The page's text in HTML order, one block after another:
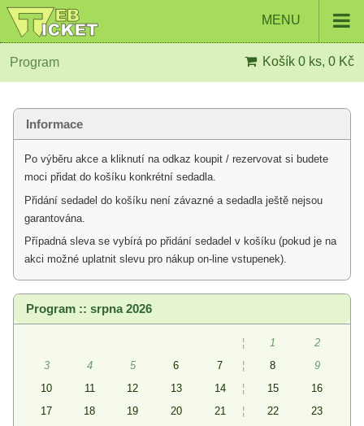
MENU
Program Košík 0 ks, 0 Kč
Informace
Po výběru akce a kliknutí na odkaz koupit / rezervovat si budete
moci přidat do košíku konkrétní sedadla.
Přidání sedadel do košíku není závazné a sedadla ještě nejsou
garantována.
Případná sleva se vybírá po přidání sedadel v košíku (pokud je na
akci možné uplatnit slevu pro nákup on-line vstupenek).
Program :: srpna 2026
¦ 1
2
3
4 5 6 7 ¦ 8
9
10
11 12 13 14 ¦ 15
16
17
18 19 20 21 ¦ 22
23